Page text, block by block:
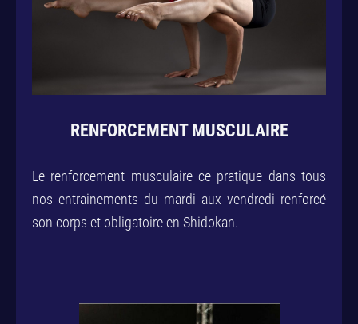
RENFORCEMENT MUSCULAIRE
Le renforcement musculaire ce pratique dans tous
nos entrainements du mardi aux vendredi renforcé
son corps et obligatoire en Shidokan.